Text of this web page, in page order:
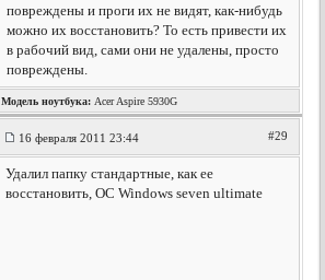
повреждены и проги их не видят, как-нибудь
можно их восстановить? То есть привести их
в рабочий вид, сами они не удалены, просто
повреждены.
Модель ноутбука: Acer Aspire 5930G
16 февраля 2011 23:44 #29
Удалил папку стандартные, как ее
восстановить, ОС Windows seven ultimate